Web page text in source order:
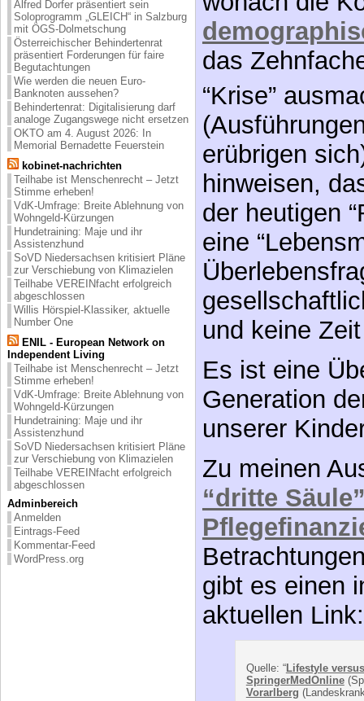
präsentiert Forderungen für faire
Begutachtungen
Wie werden die neuen Euro-
Banknoten aussehen?
Behindertenrat: Digitalisierung darf
analoge Zugangswege nicht ersetzen
OKTO am 4. August 2026: In
Memorial Bernadette Feuerstein
kobinet-nachrichten
Teilhabe ist Menschenrecht – Jetzt
Stimme erheben!
VdK-Umfrage: Breite Ablehnung von
Wohngeld-Kürzungen
Hundetraining: Maje und ihr
Assistenzhund
SoVD Niedersachsen kritisiert Pläne
zur Verschiebung von Klimazielen
Teilhabe VEREINfacht erfolgreich
abgeschlossen
Willis Hörspiel-Klassiker, aktuelle
Number One
ENIL - European Network on
Independent Living
Teilhabe ist Menschenrecht – Jetzt
Stimme erheben!
VdK-Umfrage: Breite Ablehnung von
Wohngeld-Kürzungen
Hundetraining: Maje und ihr
Assistenzhund
SoVD Niedersachsen kritisiert Pläne
zur Verschiebung von Klimazielen
Teilhabe VEREINfacht erfolgreich
abgeschlossen
Adminbereich
Anmelden
Eintrags-Feed
Kommentar-Feed
WordPress.org
erübrigen
hinweisen,
der heutigen
eine
und keine
Es ist eine
Generation
unserer
Zu meinen
“dritte
gibt es einen
aktuellen Link:
Quelle: “Lifestyle
SpringerMedOnline
Vorarlberg
klare
sollten früh
gilt in gleichem